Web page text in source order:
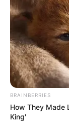
BRAINBERRIES
How They Made
King'